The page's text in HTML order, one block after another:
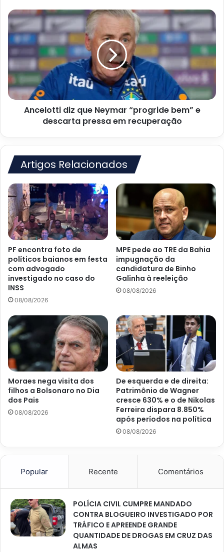
estaduais
de
Cruz
das
Almas
Ancelotti
diz
que
Neymar
“progride
bem”
e
descarta
pressa
recuperação
Ancelotti diz que Neymar “progride bem” e
descarta pressa em recuperação
Artigos Relacionados
PF encontra foto de
políticos baianos em festa
com advogado
investigado no caso do
INSS
08/08/2026
MPE pede ao TRE da Bahia
impugnação da
candidatura de Binho
Galinha à reeleição
08/08/2026
Moraes nega visita dos
filhos a Bolsonaro no Dia
dos Pais
08/08/2026
De esquerda e de direita:
Patrimônio de Wagner
cresce 630% e o de Nikolas
Ferreira dispara 8.850%
após períodos na política
08/08/2026
Popular Recente Comentários
POLÍCIA CIVIL CUMPRE MANDADO
CONTRA BLOGUEIRO INVESTIGADO POR
TRÁFICO E APREENDE GRANDE
QUANTIDADE DE DROGAS EM CRUZ DAS
ALMAS